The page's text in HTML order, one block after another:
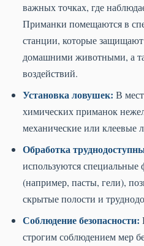
важных точках, где
Приманки помещаются в
станции, которые защищают
домашними животными, а
воздействий.
Установка ловушек: В
химических приманок
механические или клеевые
Обработка
используются
(например, пасты, гели),
скрытые полости и
Соблюдение безопасности:
строгим соблюдением мер